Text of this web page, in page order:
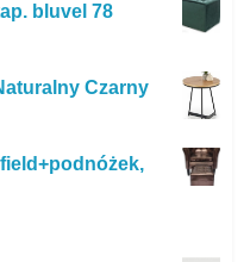
bluvel 78
Czarny